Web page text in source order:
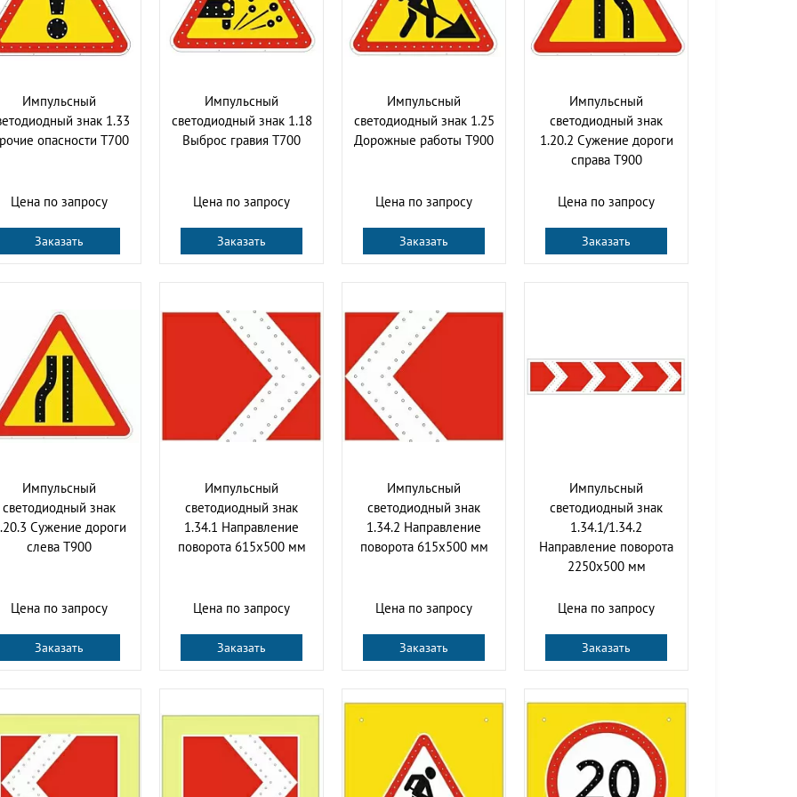
Импульсный
знак 1.33
опасности Т700
Цена по запросу
Заказать
Импульсный
светодиодный знак 1.18
Выброс гравия Т700
Цена по запросу
Заказать
Импульсный
светодиодный знак 1.25
Дорожные работы Т900
Цена по запросу
Заказать
Импульсный
светодиодный знак
1.20.2 Сужение дороги
справа Т900
Цена по запросу
Заказать
Импульсный
светодиодный знак
Сужение дороги
слева Т900
Цена по запросу
Заказать
Импульсный
светодиодный знак
1.34.1 Направление
поворота 615x500 мм
Цена по запросу
Заказать
Импульсный
светодиодный знак
1.34.2 Направление
поворота 615x500 мм
Цена по запросу
Заказать
Импульсный
светодиодный знак
1.34.1/1.34.2
Направление поворота
2250x500 мм
Цена по запросу
Заказать